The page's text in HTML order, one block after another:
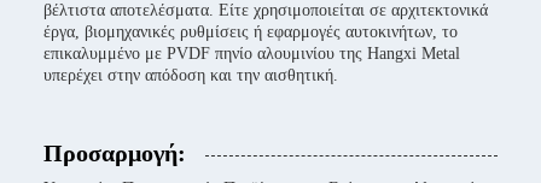
βέλτιστα αποτελέσματα. Είτε χρησιμοποιείται σε αρχιτεκτονικά
έργα, βιομηχανικές ρυθμίσεις ή εφαρμογές αυτοκινήτων, το
επικαλυμμένο με PVDF πηνίο αλουμινίου της Hangxi Metal
υπερέχει στην απόδοση και την αισθητική.
Προσαρμογή: